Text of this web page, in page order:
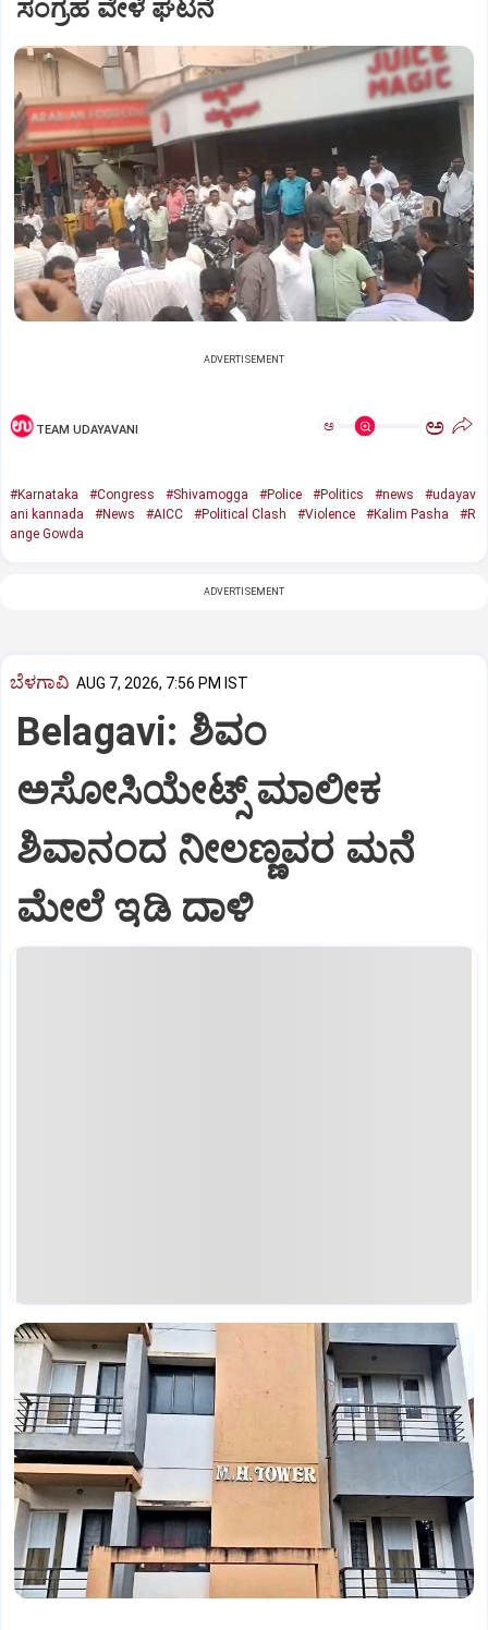
ಸಂಗ್ರಹ ವೇಳೆ ಘಟನೆ
ADVERTISEMENT
TEAM UDAYAVANI ಅ ಅ
#Karnataka #Congress #Shivamogga #Police #Politics #news
#udayav
ani kannada
#News #AICC #Political Clash #Violence #Kalim Pasha
#R
ange Gowda
ADVERTISEMENT
ಬೆಳಗಾವಿ AUG 7, 2026, 7:56 PM IST
Belagavi: ಶಿವಂ
ಅಸೋಸಿಯೇಟ್ಸ್ ಮಾಲೀಕ
ಶಿವಾನಂದ ನೀಲಣ್ಣವರ ಮನೆ
ಮೇಲೆ ಇಡಿ‌ ದಾಳಿ